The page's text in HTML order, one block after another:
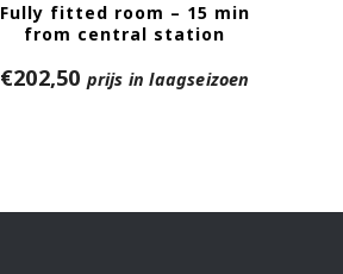
Fully fitted room – 15 min
from central station
€202,50 prijs in laagseizoen